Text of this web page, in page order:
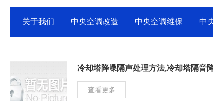
关于我们 中央空调改造 中央空调维保 中央
冷却塔降噪隔声处理方法,冷却塔隔音降
查看更多